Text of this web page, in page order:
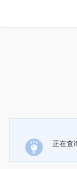
正在查